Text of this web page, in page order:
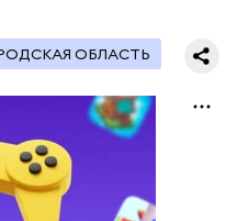
ОБЛАСТЬ
— нельзя быть
и хорошей
а пример — мои
детей в любви и
время с ним
«с заманчивым